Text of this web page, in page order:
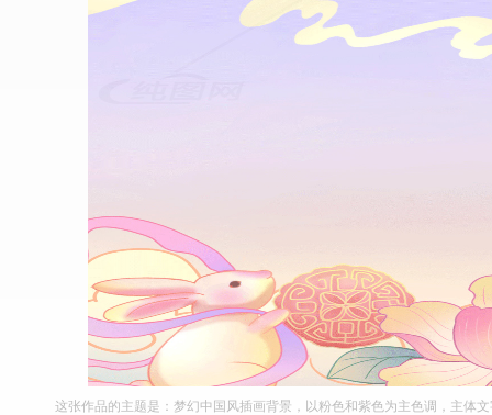
这张作品的主题是：梦幻中国风插画背景，以粉色和紫色为主色调，主体